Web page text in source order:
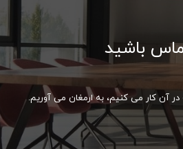
باشید
در آن کار می کنیم، به ارمغان می آوریم.